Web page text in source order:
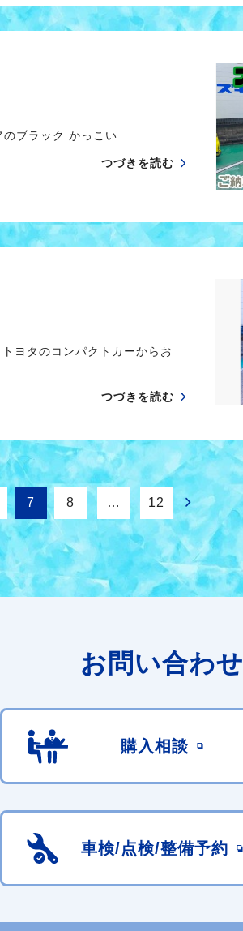
ブラック かっこい…
つづきを読む
ヨタのコンパクトカーからお
つづきを読む
7 8 … 12
お問い合わせ
購入相談
車検/点検/整備予約